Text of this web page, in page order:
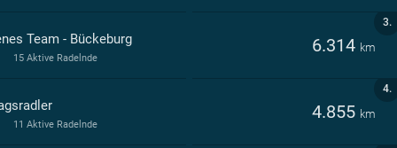
3.
Team - Bückeburg 6.314 km
15 Aktive Radelnde
4.
4.855 km
11 Aktive Radelnde